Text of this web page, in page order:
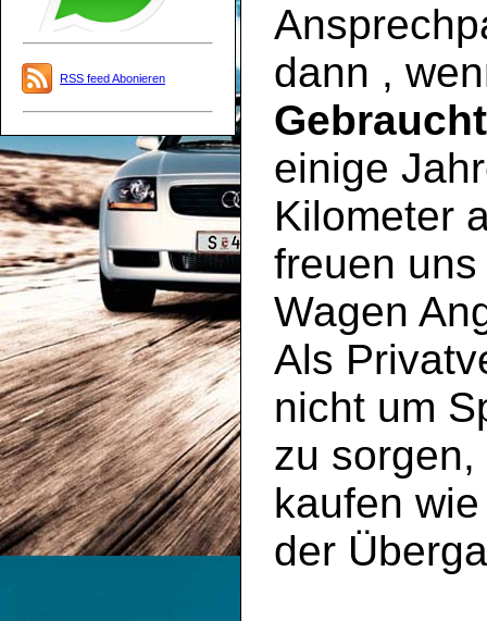
RSS feed Abonieren
dann ,
einige
Kilometer
freuen
Wagen
Als
nicht um
zu
kaufen
der